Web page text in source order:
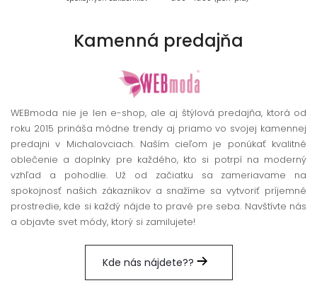
Kamenná predajňa
WEBmoda nie je len e-shop, ale aj štýlová predajňa, ktorá od
roku 2015 prináša módne trendy aj priamo vo svojej kamennej
predajni v Michalovciach. Naším cieľom je ponúkať kvalitné
oblečenie a doplnky pre každého, kto si potrpí na moderný
vzhľad a pohodlie. Už od začiatku sa zameriavame na
spokojnosť našich zákazníkov a snažíme sa vytvoriť príjemné
prostredie, kde si každý nájde to pravé pre seba. Navštívte nás
a objavte svet módy, ktorý si zamilujete!
Kde nás nájdete??